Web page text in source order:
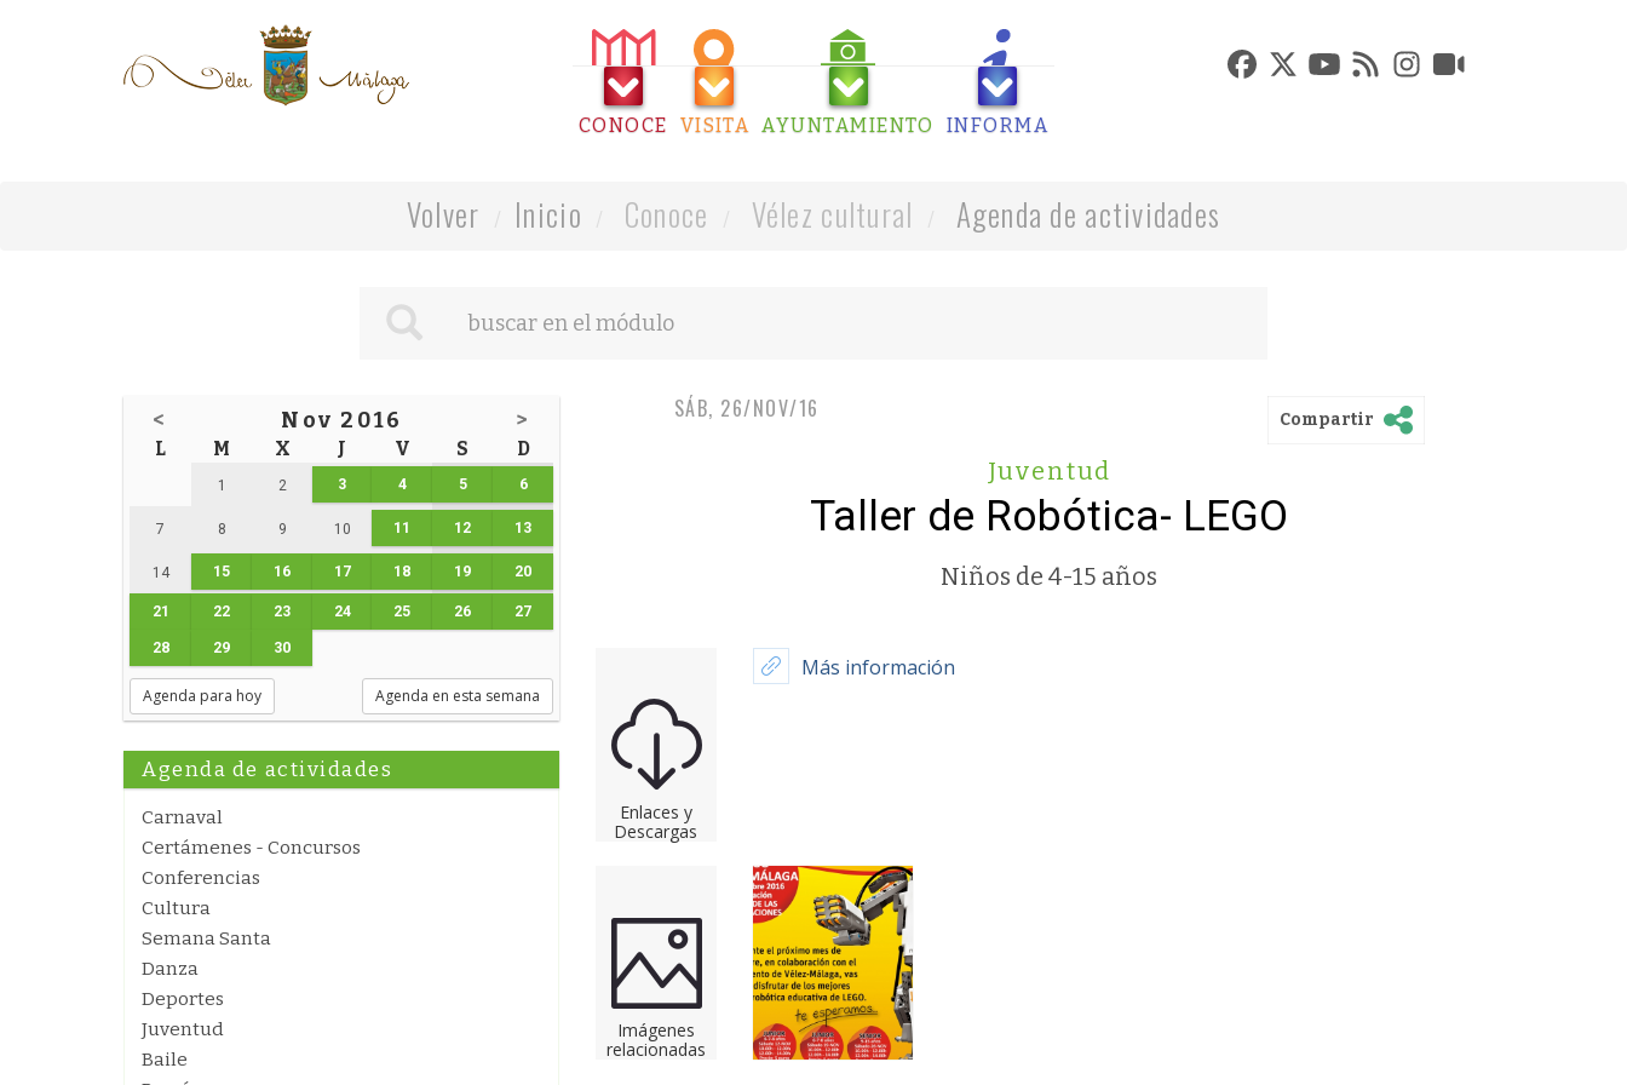
CONOCE VISITA AYUNTAMIENTO INFORMA
Volver Inicio Conoce Vélez cultural Agenda de actividades
< Nov 2016 >
L M X J V S D
1 2 3 4 5 6
7 8 9 10 11 12 13
14 15 16 17 18 19 20
21 22 23 24 25 26 27
28 29 30
Agenda para hoy Agenda en esta semana
Agenda de actividades
Carnaval
Certámenes - Concursos
Conferencias
Cultura
Semana Santa
Danza
Deportes
Juventud
Baile
SÁB, 26/NOV/16 Compartir
Juventud
Taller de Robótica- LEGO
Niños de 4-15 años
Enlaces y
Descargas
Más información
Imágenes
relacionadas